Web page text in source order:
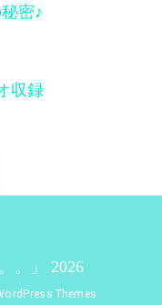
密♪
収録
。」 2026
Themes